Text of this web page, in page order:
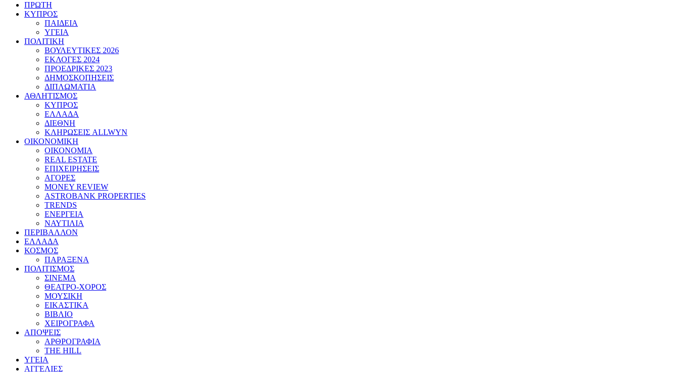
ΠΡΩΤΗ
ΚΥΠΡΟΣ
ΠΑΙΔΕΙΑ
ΥΓΕΙΑ
ΠΟΛΙΤΙΚΗ
ΒΟΥΛΕΥΤΙΚΕΣ 2026
ΕΚΛΟΓΕΣ 2024
ΠΡΟΕΔΡΙΚΕΣ 2023
ΔΗΜΟΣΚΟΠΗΣΕΙΣ
ΔΙΠΛΩΜΑΤΙΑ
ΑΘΛΗΤΙΣΜΟΣ
ΚΥΠΡΟΣ
ΕΛΛΑΔΑ
ΔΙΕΘΝΗ
ΚΛΗΡΩΣΕΙΣ ALLWYN
ΟΙΚΟΝΟΜΙΚΗ
ΟΙΚΟΝΟΜΙΑ
REAL ESTATE
ΕΠΙΧΕΙΡΗΣΕΙΣ
ΑΓΟΡΕΣ
MONEY REVIEW
ASTROBANK PROPERTIES
TRENDS
ΕΝΕΡΓΕΙΑ
ΝΑΥΤΙΛΙΑ
ΠΕΡΙΒΑΛΛΟΝ
ΕΛΛΑΔΑ
ΚΟΣΜΟΣ
ΠΑΡΑΞΕΝΑ
ΠΟΛΙΤΙΣΜΟΣ
ΣΙΝΕΜΑ
ΘΕΑΤΡΟ-ΧΟΡΟΣ
ΜΟΥΣΙΚΗ
ΕΙΚΑΣΤΙΚΑ
ΒΙΒΛΙΟ
ΧΕΙΡΟΓΡΑΦΑ
ΑΠΟΨΕΙΣ
ΑΡΘΡΟΓΡΑΦΙΑ
THE HILL
ΥΓΕΙΑ
ΑΓΓΕΛΙΕΣ